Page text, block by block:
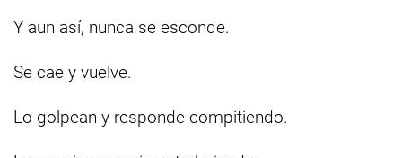
Y aun así, nunca se esconde.
Se cae y vuelve.
Lo golpean y responde compitiendo.